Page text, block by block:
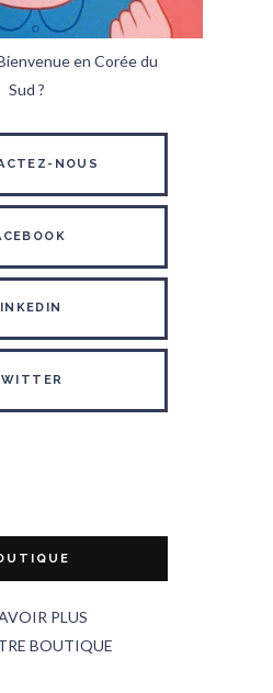
en Corée du
Sud ?
NOUS
PLUS
BOUTIQUE